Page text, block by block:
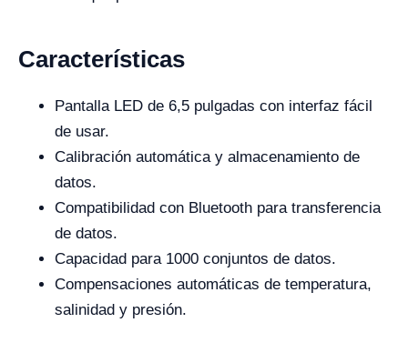
Características
Pantalla LED de 6,5 pulgadas con interfaz fácil
de usar.
Calibración automática y almacenamiento de
datos.
Compatibilidad con Bluetooth para transferencia
de datos.
Capacidad para 1000 conjuntos de datos.
Compensaciones automáticas de temperatura,
salinidad y presión.